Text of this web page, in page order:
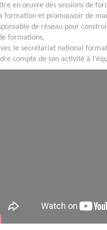
en œuvre des sessions de
formation et promouvoir de
de réseau pour
formations,
le secrétariat national
compte de son activité à